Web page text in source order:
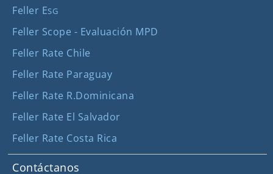
Feller ESG
Feller Scope - Evaluación MPD
Feller Rate Chile
Feller Rate Paraguay
Feller Rate R.Dominicana
Feller Rate El Salvador
Feller Rate Costa Rica
Contáctanos